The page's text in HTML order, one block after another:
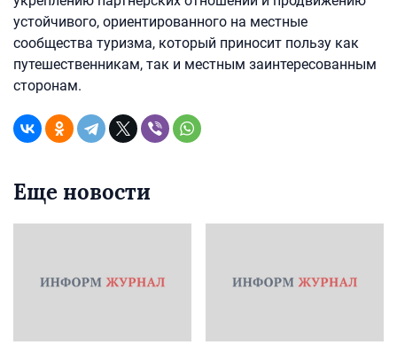
устойчивого, ориентированного на местные
сообщества туризма, который приносит пользу как
путешественникам, так и местным заинтересованным
сторонам.
Еще новости